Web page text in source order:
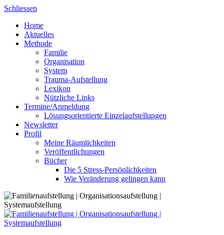
Skip
content
Schliessen
Home
Aktuelles
Methode
Familie
Organisation
System
Trauma-Aufstellung
Lexikon
Nützliche Links
Termine/Anmeldung
Lösungsorientierte Einzelaufstellungen
Newsletter
Profil
Meine Räumlichkeiten
Veröffentlichungen
Bücher
Die 5 Stress-Persönlichkeiten
Wie Veränderung gelingen kann